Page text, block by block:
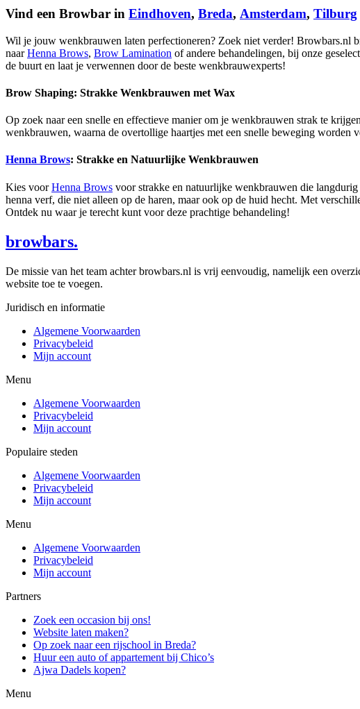
Vind een Browbar in Eindhoven, Breda, Amsterdam, Tilburg
Wil je jouw wenkbrauwen laten perfectioneren? Zoek niet verder! Browbars.nl
naarHenna Brows, Brow Lamination of andere behandelingen, bij onze
de buurt en laat je verwennen door de beste wenkbrauwexperts!
Brow Shaping: Strakke Wenkbrauwen met Wax
Op zoek naar een snelle en effectieve manier om je wenkbrauwen strak te
wenkbrauwen, waarna de overtollige haartjes met een snelle beweging
Henna Brows: Strakke en Natuurlijke Wenkbrauwen
Kies voorHenna Brows voor strakke en natuurlijke wenkbrauwen die
henna verf, die niet alleen op de haren, maar ook op de huid hecht. Met
Ontdek nu waar je terecht kunt voor deze prachtige behandeling!
browbars.
De missie van het team achter browbars.nl is vrij eenvoudig, namelijk een
website toe te voegen.
Juridisch en informatie
Algemene Voorwaarden
Privacybeleid
Mijn account
Menu
Algemene Voorwaarden
Privacybeleid
Mijn account
Populaire steden
Algemene Voorwaarden
Privacybeleid
Mijn account
Menu
Algemene Voorwaarden
Privacybeleid
Mijn account
Partners
Zoek een occasion bij ons!
Website laten maken?
Op zoek naar een rijschool in Breda?
Huur een auto of appartement bij Chico’s
Ajwa Dadels kopen?
Menu